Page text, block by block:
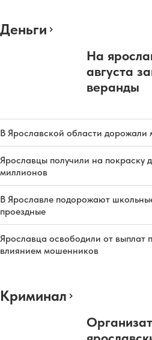
Деньги
На
августа
веранды
В Ярославской области
Ярославцы получили на покраску
миллионов
В Ярославле подорожают
проездные
Ярославца освободили от выплат
влиянием мошенников
Криминал